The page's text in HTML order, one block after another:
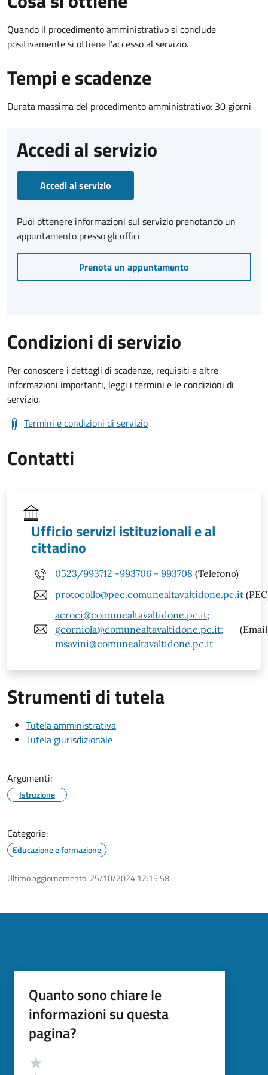
Quando il procedimento amministrativo si conclude
positivamente si ottiene l'accesso al servizio.
Tempi e scadenze
Durata massima del procedimento amministrativo: 30 giorni
Accedi al servizio
Accedi al servizio
Puoi ottenere informazioni sul servizio prenotando un
appuntamento presso gli uffici
Prenota un appuntamento
Condizioni di servizio
Per conoscere i dettagli di scadenze, requisiti e altre
informazioni importanti, leggi i termini e le condizioni di
servizio.
Termini e condizioni di servizio
Contatti
Ufficio servizi istituzionali e al
cittadino
0523/993712 -993706 - 993708 (Telefono)
protocollo@pec.comunealtavaltidone.pc.it
acroci@comunealtavaltidone.pc.it;
gcorniola@comunealtavaltidone.pc.it;
msavini@comunealtavaltidone.pc.it
Strumenti di tutela
Tutela amministrativa
Tutela giurisdizionale
Argomenti:
Istruzione
Categorie:
Educazione e formazione
Ultimo aggiornamento: 25/10/2024 12:15.58
Quanto sono chiare le
informazioni su questa
pagina?
Valutazione